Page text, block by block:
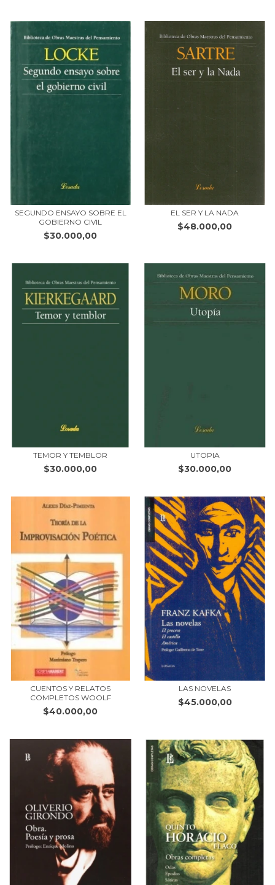
SEGUNDO ENSAYO SOBRE EL
GOBIERNO CIVIL
$30.000,00
EL SER Y LA NADA
$48.000,00
TEMOR Y TEMBLOR
$30.000,00
UTOPIA
$30.000,00
CUENTOS Y RELATOS
COMPLETOS WOOLF
$40.000,00
LAS NOVELAS
$45.000,00